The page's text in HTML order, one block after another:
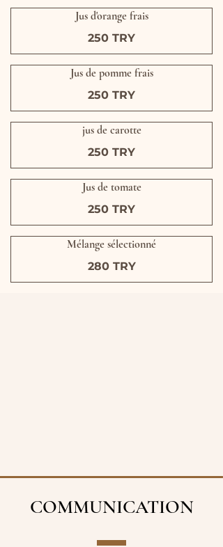
Jus d'orange frais
250 TRY
Jus de pomme frais
250 TRY
jus de carotte
250 TRY
Jus de tomate
250 TRY
Mélange sélectionné
280 TRY
COMMUNICATION